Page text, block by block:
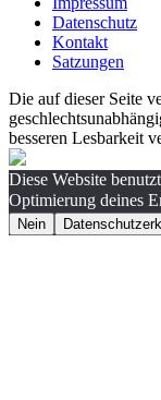
Datenschutz
Kontakt
Satzungen
Die auf dieser Seite
besseren Lesbarkeit
Diese Website
Optimierung deines
Nein